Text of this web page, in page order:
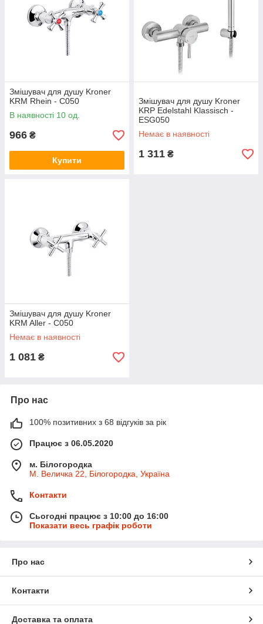
Змішувач для душу Kroner
KRM Rhein - C050
В наявності 10 од.
966 ₴
Купити
Змішувач для душу Kroner
KRP Edelstahl Klassisch -
ESG050
Немає в наявності
1 311 ₴
Змішувач для душу Kroner
KRM Aller - C050
Немає в наявності
1 081 ₴
Про нас
100% позитивних з 68 відгуків за рік
Працює з 06.05.2020
м. Білогородка
М. Величка 22, Білогородка, Україна
Контакти
Сьогодні працює з 10:00 до 16:00
Показати весь графік роботи
Про нас
Контакти
Доставка та оплата